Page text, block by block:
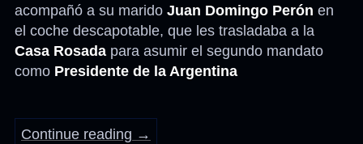
acompañó a su marido Juan Domingo Perón en
el coche descapotable, que les trasladaba a la
Casa Rosada para asumir el segundo mandato
como Presidente de la Argentina
Continue reading →